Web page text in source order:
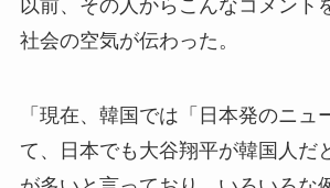
以前、その人からこんなコメント
社会の空気が伝わった。
「現在、韓国では「日本発のニュ
て、日本でも大谷翔平が韓国人だ